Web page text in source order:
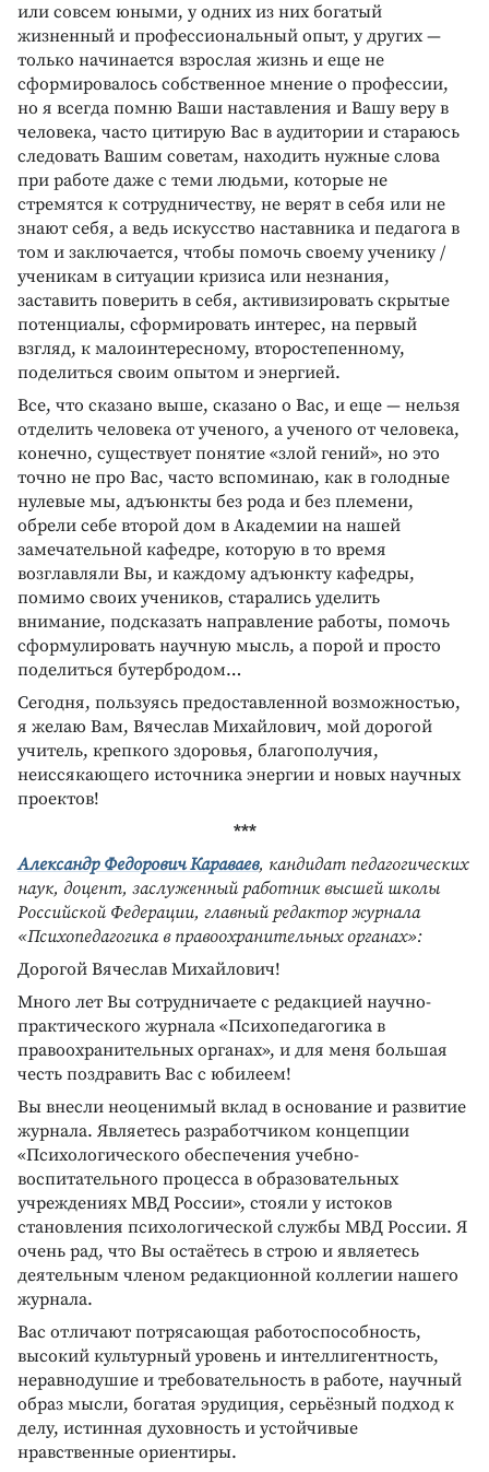
или совсем юными, у одних из них богатый
жизненный и профессиональный опыт, у других —
только начинается взрослая жизнь и еще не
сформировалось собственное мнение о профессии,
но я всегда помню Ваши наставления и Вашу веру в
человека, часто цитирую Вас в аудитории и стараюсь
следовать Вашим советам, находить нужные слова
при работе даже с теми людьми, которые не
стремятся к сотрудничеству, не верят в себя или не
знают себя, а ведь искусство наставника и педагога в
том и заключается, чтобы помочь своему ученику /
ученикам в ситуации кризиса или незнания,
заставить поверить в себя, активизировать скрытые
потенциалы, сформировать интерес, на первый
взгляд, к малоинтересному, второстепенному,
поделиться своим опытом и энергией.
Все, что сказано выше, сказано о Вас, и еще — нельзя
отделить человека от ученого, а ученого от человека,
конечно, существует понятие «злой гений», но это
точно не про Вас, часто вспоминаю, как в голодные
нулевые мы, адъюнкты без рода и без племени,
обрели себе второй дом в Академии на нашей
замечательной кафедре, которую в то время
возглавляли Вы, и каждому адъюнкту кафедры,
помимо своих учеников, старались уделить
внимание, подсказать направление работы, помочь
сформулировать научную мысль, а порой и просто
поделиться бутербродом…
Сегодня, пользуясь предоставленной возможностью,
я желаю Вам, Вячеслав Михайлович, мой дорогой
учитель, крепкого здоровья, благополучия,
неиссякающего источника энергии и новых научных
проектов!
***
Александр Федорович Караваев, кандидат педагогических
наук, доцент, заслуженный работник высшей школы
Российской Федерации, главный редактор журнала
«Психопедагогика в правоохранительных органах»:
Дорогой Вячеслав Михайлович!
Много лет Вы сотрудничаете с редакцией научно-
практического журнала «Психопедагогика в
правоохранительных органах», и для меня большая
честь поздравить Вас с юбилеем!
Вы внесли неоценимый вклад в основание и развитие
журнала. Являетесь разработчиком концепции
«Психологического обеспечения учебно-
воспитательного процесса в образовательных
учреждениях МВД России», стояли у истоков
становления психологической службы МВД России. Я
очень рад, что Вы остаётесь в строю и являетесь
деятельным членом редакционной коллегии нашего
журнала.
Вас отличают потрясающая работоспособность,
высокий культурный уровень и интеллигентность,
неравнодушие и требовательность в работе, научный
образ мысли, богатая эрудиция, серьёзный подход к
делу, истинная духовность и устойчивые
нравственные ориентиры.